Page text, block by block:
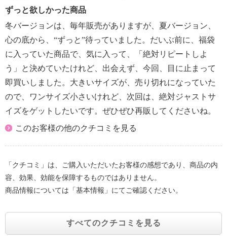
ずっと欲しかった商品
冬バージョンは、毎年販売がありますが、夏バージョン、
心の底から、“ずっと”待っていました。だいぶ前に、福袋
に入っていた商品で、気に入って、「絶対リピートしよ
う」と決めていたけれど、出会えず、今回、目に止まって
即買いしました。大きいサイズが、売り切れになっていた
ので、ワンサイズ小さいけれど、次回は、絶対ジャストサ
イズをゲットしたいです。ぜひぜひ再販してくださいね。
このお客様の他のクチコミを見る
「クチコミ」は、ご購入いただいたお客様の感想であり、商品の内
容、効果、効能を保障するものではありません。
商品情報については「基本情報」にてご確認ください。
すべてのクチコミを見る